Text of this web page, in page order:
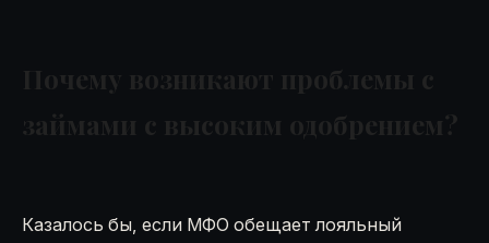
Почему возникают проблемы с
займами с высоким одобрением?
Казалось бы, если МФО обещает лояльный